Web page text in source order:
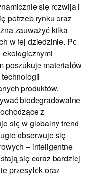
się rozwija i
potrzeb rynku oraz
zauważyć kilka
w tej dziedzinie. Po
poszukuje materiałów
produktów.
biodegradowalne
z
się w globalny trend
obserwuje się
– inteligentne
się coraz bardziej
przesyłek oraz